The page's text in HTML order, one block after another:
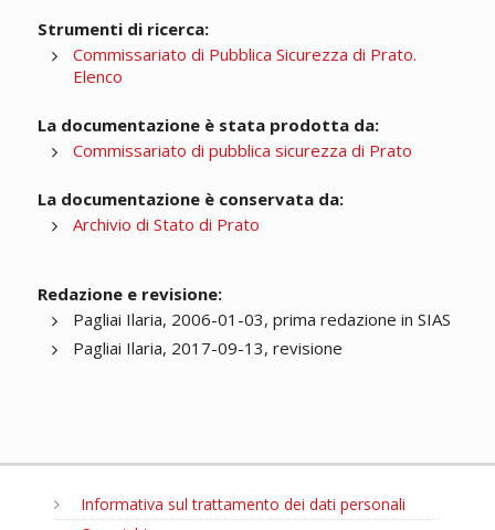
Strumenti di ricerca:
Commissariato di Pubblica Sicurezza di Prato.
Elenco
La documentazione è stata prodotta da:
Commissariato di pubblica sicurezza di Prato
La documentazione è conservata da:
Archivio di Stato di Prato
Redazione e revisione:
Pagliai Ilaria, 2006-01-03, prima redazione in SIAS
Pagliai Ilaria, 2017-09-13, revisione
Informativa sul trattamento dei dati personali